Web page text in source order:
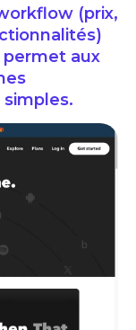
(prix,
permet aux